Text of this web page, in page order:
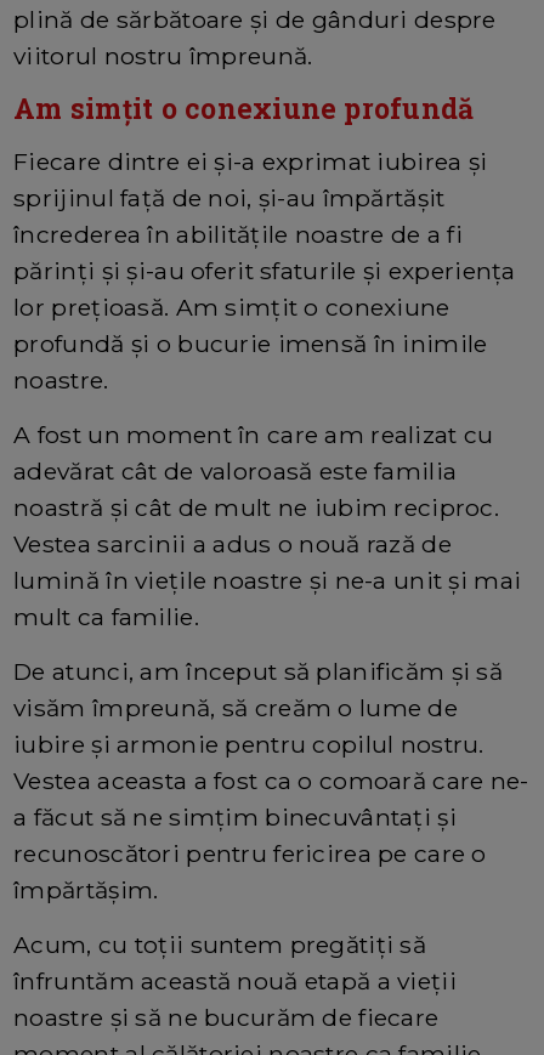
plină de sărbătoare și de gânduri despre
viitorul nostru împreună.
Am simțit o conexiune profundă
Fiecare dintre ei și-a exprimat iubirea și
sprijinul față de noi, și-au împărtășit
încrederea în abilitățile noastre de a fi
părinți și și-au oferit sfaturile și experiența
lor prețioasă. Am simțit o conexiune
profundă și o bucurie imensă în inimile
noastre.
A fost un moment în care am realizat cu
adevărat cât de valoroasă este familia
noastră și cât de mult ne iubim reciproc.
Vestea sarcinii a adus o nouă rază de
lumină în viețile noastre și ne-a unit și mai
mult ca familie.
De atunci, am început să planificăm și să
visăm împreună, să creăm o lume de
iubire și armonie pentru copilul nostru.
Vestea aceasta a fost ca o comoară care ne-
a făcut să ne simțim binecuvântați și
recunoscători pentru fericirea pe care o
împărtășim.
Acum, cu toții suntem pregătiți să
înfruntăm această nouă etapă a vieții
noastre și să ne bucurăm de fiecare